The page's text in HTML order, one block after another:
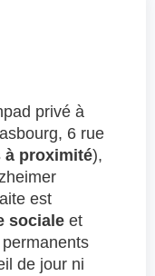
privé à
6 rue
à proximité),
est
sociale et
de jour ni